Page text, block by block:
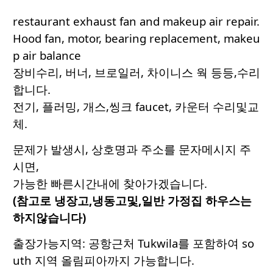
restaurant exhaust fan and makeup air repair.
Hood fan, motor, bearing replacement, makeu
p air balance
장비수리, 버너, 브로일러, 차이니스 웍 등등,수리
합니다.
전기, 플러밍, 개스,씽크 faucet, 카운터 수리및교
체.
문제가 발생시, 상호명과 주소를 문자메시지 주
시면,
가능한 빠른시간내에 찾아가겠습니다.
(참고로 냉장고,냉동고및,일반 가정집 하우스는
하지않습니다)
출장가능지역: 공항근처 Tukwila를 포함하여 so
uth 지역 올림피아까지 가능합니다.